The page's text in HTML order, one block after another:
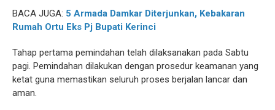
BACA JUGA: 5 Armada Damkar Diterjunkan, Kebakaran
Rumah Ortu Eks Pj Bupati Kerinci
Tahap pertama pemindahan telah dilaksanakan pada Sabtu
pagi. Pemindahan dilakukan dengan prosedur keamanan yang
ketat guna memastikan seluruh proses berjalan lancar dan
aman.